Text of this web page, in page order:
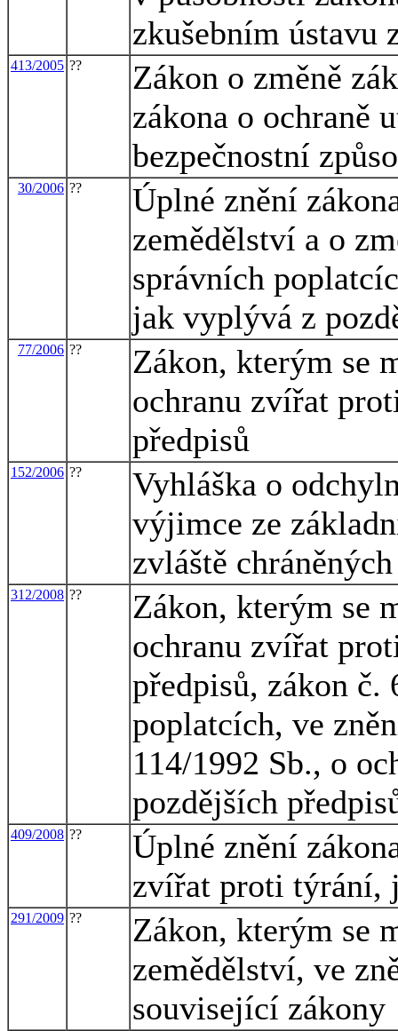
zkušebním ústavu
413/2005 ??
Zákon o změně
zákona o ochraně
bezpečnostní
30/2006 ??
Úplné znění
zemědělství a o
správních
jak vyplývá z
77/2006 ??
Zákon, kterým se
ochranu zvířat
předpisů
152/2006 ??
Vyhláška o
výjimce ze
zvláště
312/2008 ??
Zákon, kterým se
ochranu zvířat
předpisů, zákon č.
poplatcích, ve
114/1992 Sb., o
pozdějších
409/2008 ??
Úplné znění
zvířat proti týrání,
291/2009 ??
Zákon, kterým se
zemědělství, ve
související zákony